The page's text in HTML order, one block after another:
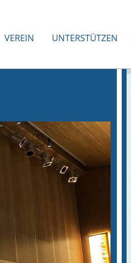
VEREIN UNTERSTÜTZEN